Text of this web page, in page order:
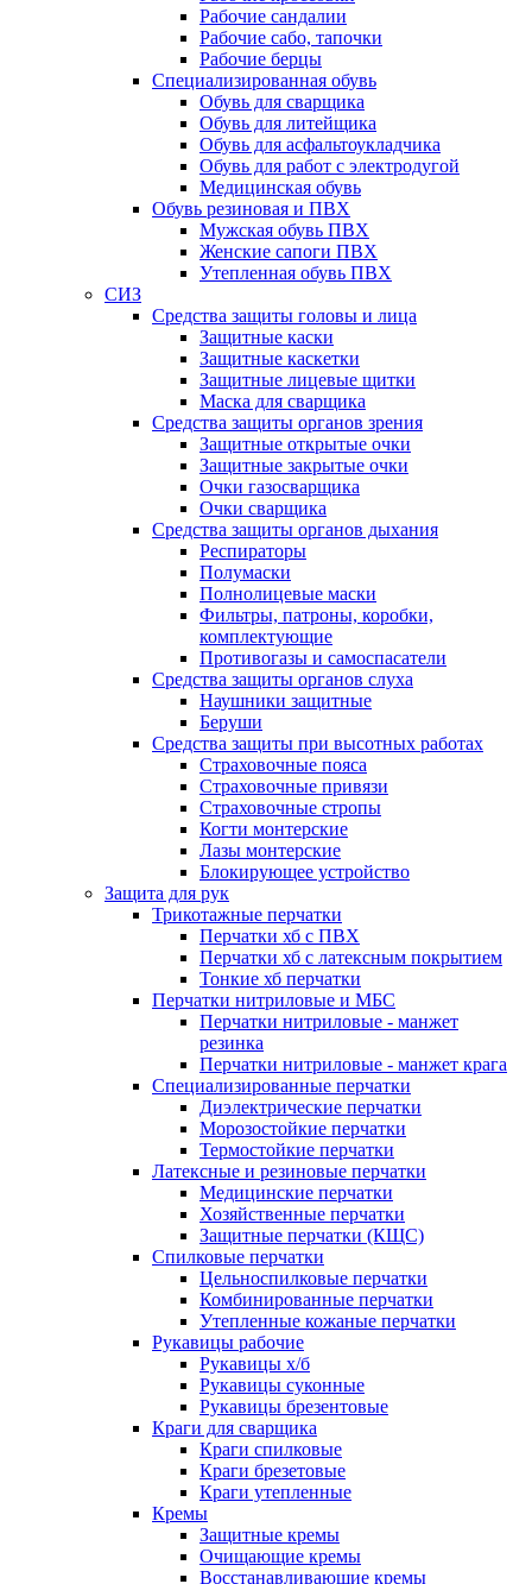
Рабочие сандалии
Рабочие сабо, тапочки
Рабочие берцы
Специализированная обувь
Обувь для сварщика
Обувь для литейщика
Обувь для асфальтоукладчика
Обувь для работ с электродугой
Медицинская обувь
Обувь резиновая и ПВХ
Мужская обувь ПВХ
Женские сапоги ПВХ
Утепленная обувь ПВХ
СИЗ
Средства защиты головы и лица
Защитные каски
Защитные каскетки
Защитные лицевые щитки
Маска для сварщика
Средства защиты органов зрения
Защитные открытые очки
Защитные закрытые очки
Очки газосварщика
Очки сварщика
Средства защиты органов дыхания
Респираторы
Полумаски
Полнолицевые маски
Фильтры, патроны, коробки,
комплектующие
Противогазы и самоспасатели
Средства защиты органов слуха
Наушники защитные
Беруши
Средства защиты при высотных работах
Страховочные пояса
Страховочные привязи
Страховочные стропы
Когти монтерские
Лазы монтерские
Блокирующее устройство
Защита для рук
Трикотажные перчатки
Перчатки хб с ПВХ
Перчатки хб с латексным покрытием
Тонкие хб перчатки
Перчатки нитриловые и МБС
Перчатки нитриловые - манжет
резинка
Перчатки нитриловые - манжет крага
Специализированные перчатки
Диэлектрические перчатки
Морозостойкие перчатки
Термостойкие перчатки
Латексные и резиновые перчатки
Медицинские перчатки
Хозяйственные перчатки
Защитные перчатки (КЩС)
Спилковые перчатки
Цельноспилковые перчатки
Комбинированные перчатки
Утепленные кожаные перчатки
Рукавицы рабочие
Рукавицы х/б
Рукавицы суконные
Рукавицы брезентовые
Краги для сварщика
Краги спилковые
Краги брезетовые
Краги утепленные
Кремы
Защитные кремы
Очищающие кремы
Восстанавливающие кремы